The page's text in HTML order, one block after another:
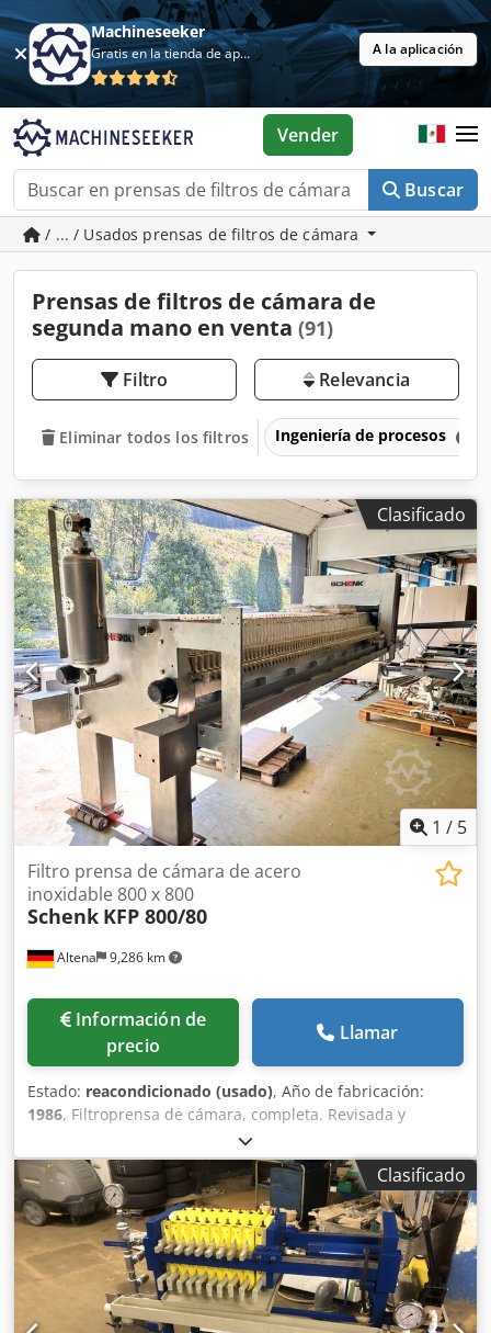
Machineseeker
Gratis en la tienda de aplicaciones A la aplicación
Buscar
Vender
/ ... / Usados prensas de filtros de cámara
Prensas de filtros de cámara de
segunda mano en venta (91)
Filtro Relevancia
Eliminar todos los filtros Ingeniería de procesos
Clasificado
1 / 5
Altena 9,286 km
Filtro prensa de cámara de acero
inoxidable 800 x 800
Schenk KFP 800/80
Información de
precio
Llamar
Estado: reacondicionado (usado), Año de fabricación:
1986, Filtroprensa de cámara, completa. Revisada y
reacondicionada, con revestimiento de acero inoxidable,
82 placas filtrantes de PP (apto para uso alimentario), 30
mm de espesor del pastel filtrado, capacidad de la prensa
de aproximadamente 1100 litros, superficie de filtración de
96 m², nuevas telas filtrantes instaladas, presión máxima
de alimentación de 15 bar, salida cerrada a través de 2
orificios diagonales en las esquinas, transporte automático
de placas y, opcionalmente, sistema de lavado de telas
filtrantes de acero inoxidable con bomba de alta presión
Clasificado